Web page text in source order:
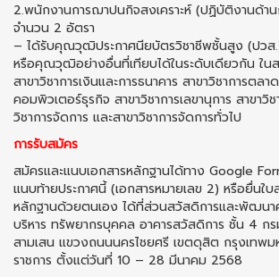
2.พนักงานการฌาปนกิจสงเคราะห์ (ปฏิบัติงานด้า
จำนวน 2 อัตรา
– ได้รับคุณวุฒิประกาศนียบัตรวิชาชีพชั้นสูง (ปว
หรือคุณวุฒิอย่างอื่นที่เทียบได้ในระดับเดียวกัน ใน
สาขาวิชาการเงินและการธนาคาร สาขาวิชาการตลา
คอมพิวเตอร์ธุรกิจ สาขาวิชาการเลขานุการ สาขาวิ
วิชาการจัดการ และสาขาวิชาการจัดการทั่วไป
การรับสมัคร
สมัครและแนบเอกสารหลักฐานได้ทาง Google
แนบท้ายประกาศนี้ (เอกสารหมายเลข 2) หรือยื่นใ
หลักฐานด้วยตนเอง ได้ที่ส่วนสวัสดิการและพัฒน
บริหาร ทรัพยากรบุคคล อาคารสวัสดิการ ชั้น 4 ก
สามเสน แขวงถนนนครไชยศรี เขตดุสิต กรุงเทพม
ราชการ ตั้งแต่วันที่ 10 – 28 มีนาคม 2568